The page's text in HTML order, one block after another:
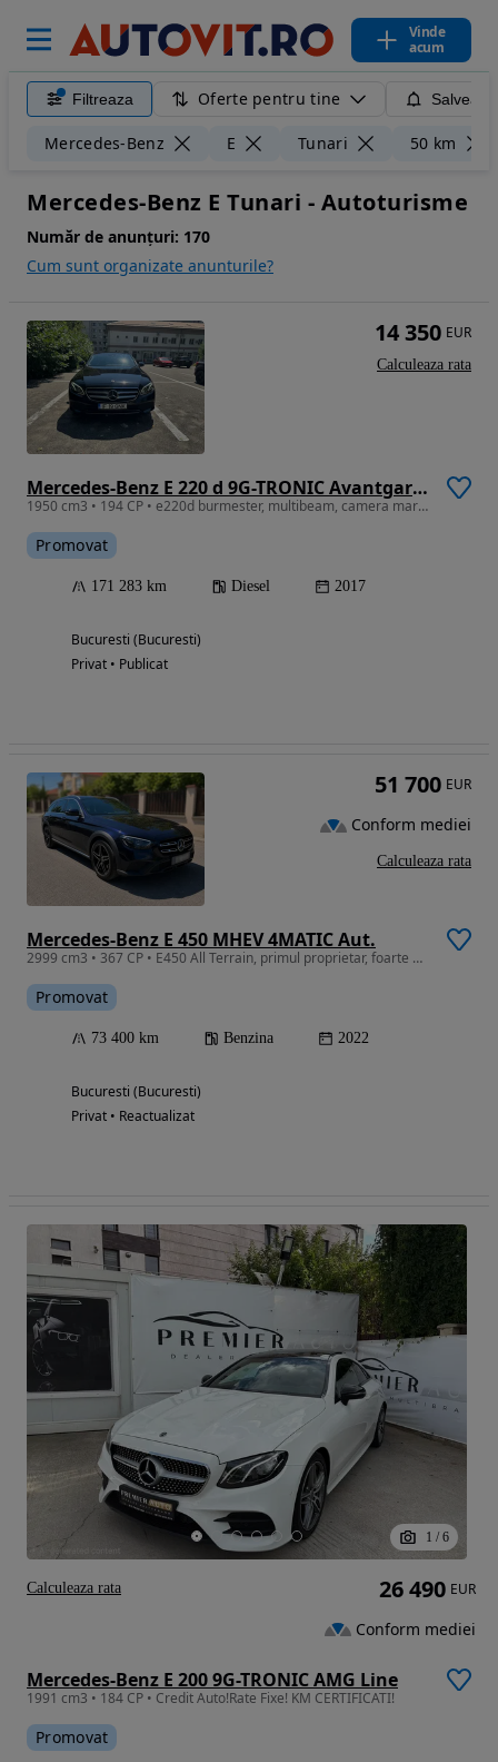
Vinde
acum
Filtreaza Oferte pentru tine
Mercedes-Benz E Tunari 50 km
Mercedes-Benz E Tunari - Autoturisme
Număr de anunțuri: 170
Cum sunt organizate anunturile?
Mercedes-Benz E 220 d 9G-TRONIC Avantgarde
1950 cm3 • 194 CP • e220d burmester, multibeam, camera marșarier etc.
Promovat
171 283 km Diesel 2017
Bucuresti (Bucuresti)
Privat • Publicat
14 350 EUR
Calculeaza rata
Mercedes-Benz E 450 MHEV 4MATIC Aut.
2999 cm3 • 367 CP • E450 All Terrain, primul proprietar, foarte multe optiuni
Promovat
73 400 km Benzina 2022
Bucuresti (Bucuresti)
Privat • Reactualizat
51 700 EUR
Conform mediei
Calculeaza rata
1 / 6
Mercedes-Benz E 200 9G-TRONIC AMG Line
1991 cm3 • 184 CP • Credit Auto!Rate Fixe! KM CERTIFICATI!
Promovat
26 490 EUR
Conform mediei
Calculeaza rata